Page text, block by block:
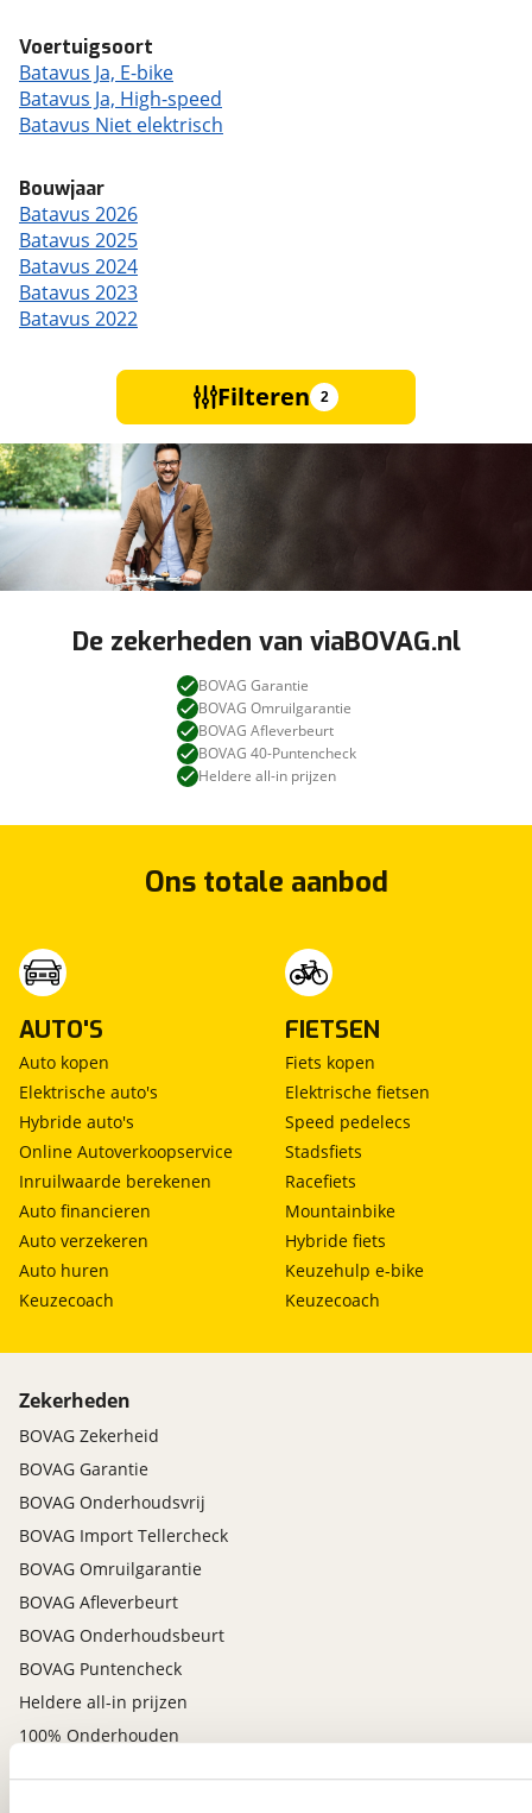
Voertuigsoort
Batavus Ja, E-bike
Batavus Ja, High-speed
Batavus Niet elektrisch
Bouwjaar
Batavus 2026
Batavus 2025
Batavus 2024
Batavus 2023
Batavus 2022
Filteren 2
De zekerheden van viaBOVAG.nl
BOVAG Garantie
BOVAG Omruilgarantie
BOVAG Afleverbeurt
BOVAG 40-Puntencheck
Heldere all-in prijzen
Ons totale aanbod
AUTO'S
Auto kopen
Elektrische auto's
Hybride auto's
Online Autoverkoopservice
Inruilwaarde berekenen
Auto financieren
Auto verzekeren
Auto huren
Keuzecoach
FIETSEN
Fiets kopen
Elektrische fietsen
Speed pedelecs
Stadsfiets
Racefiets
Mountainbike
Hybride fiets
Keuzehulp e-bike
Keuzecoach
Zekerheden
BOVAG Zekerheid
BOVAG Garantie
BOVAG Onderhoudsvrij
BOVAG Import Tellercheck
BOVAG Omruilgarantie
BOVAG Afleverbeurt
BOVAG Onderhoudsbeurt
BOVAG Puntencheck
Heldere all-in prijzen
100% Onderhouden